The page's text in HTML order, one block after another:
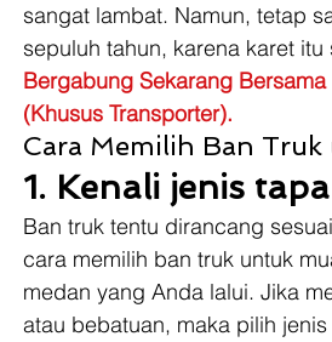
sangat lambat. Namun, tetap
sepuluh tahun, karena karet
Bergabung Sekarang
(Khusus Transporter).
Cara Memilih Ban
1. Kenali jenis
Ban truk tentu dirancang
cara memilih ban truk untuk
medan yang Anda lalui. Jika
atau bebatuan, maka pilih